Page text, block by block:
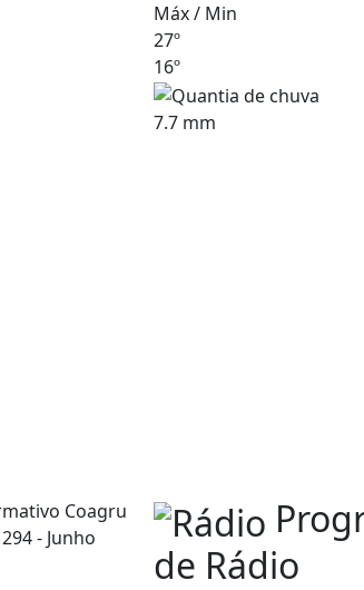
Máx / Min
27º
16º
7.7 mm
de Rádio